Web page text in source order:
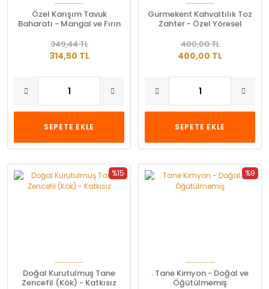
Özel Karışım Tavuk
Baharatı - Mangal ve Fırın
314,50 TL
349,44 TL
SEPETE EKLE
Gurmekent Kahvaltılık Toz
Zahter - Özel Yöresel
400,00 TL
400,00 TL
SEPETE EKLE
%15
Doğal Kurutulmuş Tane
Zencefil (Kök) - Katkısız
%9
. Tane Kimyon - Doğal ve
Öğütülmemiş